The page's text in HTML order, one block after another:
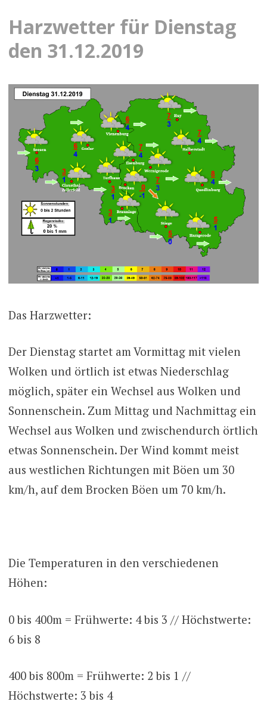
Harzwetter für Dienstag
den 31.12.2019
Das Harzwetter:
Der Dienstag startet am Vormittag mit vielen
Wolken und örtlich ist etwas Niederschlag
möglich, später ein Wechsel aus Wolken und
Sonnenschein. Zum Mittag und Nachmittag ein
Wechsel aus Wolken und zwischendurch örtlich
etwas Sonnenschein. Der Wind kommt meist
aus westlichen Richtungen mit Böen um 30
km/h, auf dem Brocken Böen um 70 km/h.
Die Temperaturen in den verschiedenen
Höhen:
0 bis 400m = Frühwerte: 4 bis 3 // Höchstwerte:
6 bis 8
400 bis 800m = Frühwerte: 2 bis 1 //
Höchstwerte: 3 bis 4